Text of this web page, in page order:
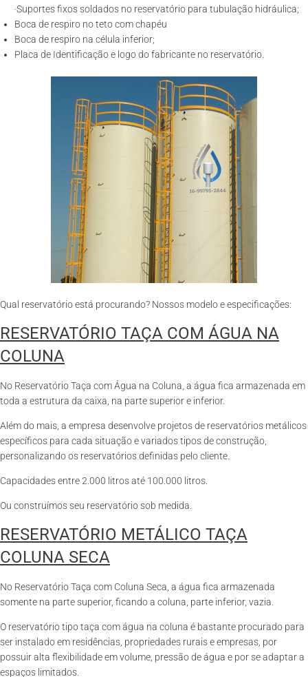
·Suportes fixos soldados no reservatório para tubulação hidráulica;
Boca de respiro no teto com chapéu
Boca de respiro na célula inferior;
Placa de Identificação e logo do fabricante no reservatório.
Qual reservatório está procurando? Nossos modelo e especificações:
RESERVATÓRIO TAÇA COM ÁGUA NA
COLUNA
No Reservatório Taça com Água na Coluna, a água fica armazenada em
toda a estrutura da caixa, na parte superior e inferior.
Além do mais, a empresa desenvolve projetos de reservatórios metálicos
específicos para cada situação e variados tipos de construção,
personalizando os reservatórios definidas pelo cliente.
Capacidades entre 2.000 litros até 100.000 litros.
Ou construímos seu reservatório sob medida.
RESERVATÓRIO METÁLICO TAÇA
COLUNA SECA
No Reservatório Taça com Coluna Seca, a água fica armazenada
somente na parte superior, ficando a coluna, parte inferior, vazia.
O reservatório tipo taça com água na coluna é bastante procurado para
ser instalado em residências, propriedades rurais e empresas, por
possuir alta flexibilidade em volume, pressão de água e por se adaptar a
espaços limitados.